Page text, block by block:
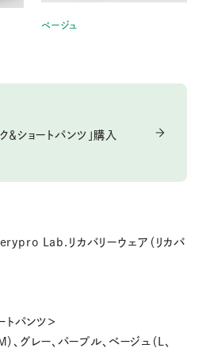
ベージュ
＆ショートパンツ」購入
Lab.リカバリーウェア（リカバ
トパンツ＞
、グレー、パープル、ベージュ（L、